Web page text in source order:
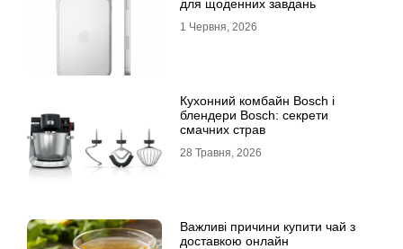
для щоденних завдань
1 Червня, 2026
Кухонний комбайн Bosch і
блендери Bosch: секрети
смачних страв
28 Травня, 2026
Важливі причини купити чай з
доставкою онлайн